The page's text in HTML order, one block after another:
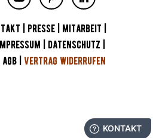
PRESSE| MITARBEIT
DATENSCHUTZ
AGB |VERTRAG WIDERRUFEN